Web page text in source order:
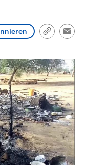
Weltgeschehen.
Link